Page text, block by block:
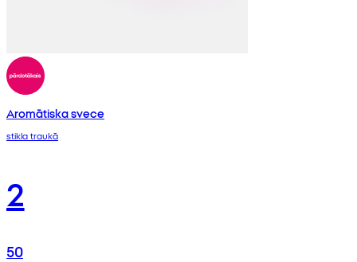
Aromātiska svece
stikla traukā
2
50